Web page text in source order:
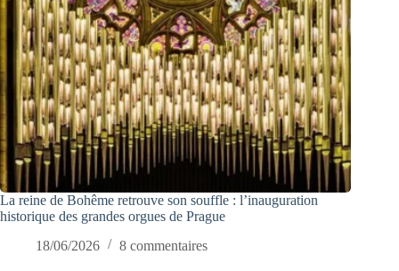
La reine de Bohême retrouve son souffle : l’inauguration
historique des grandes orgues de Prague
18/06/2026
8 commentaires